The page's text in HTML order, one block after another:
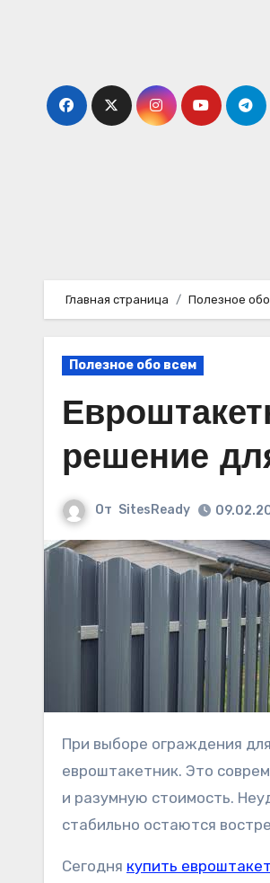
Главная страница Полезное
Полезное обо всем
решение
От SitesReady
При выборе ограждения для частного дома или дачи всё больше владельцев обращают внимание на
евроштакетник. Это
и разумную стоимость.
стабильно остаются
Сегодня купить